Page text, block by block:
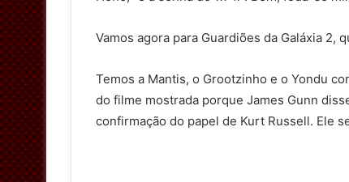
Vamos agora para Guardiões da Galáxia 2,
Temos a Mantis, o Grootzinho e o Yondu
do filme mostrada porque James Gunn
confirmação do papel de Kurt Russell. Ele